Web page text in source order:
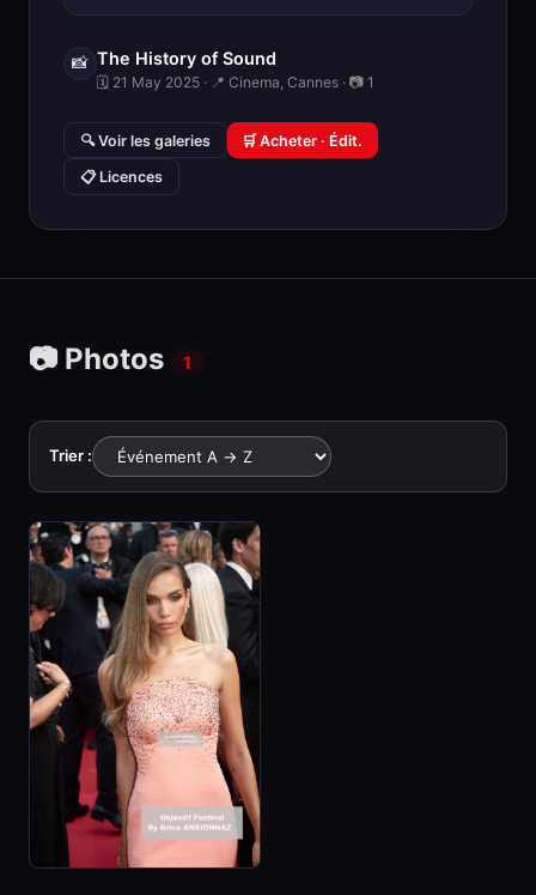
📸 The History of Sound
🗓 21 May 2025 · 📍 Cinema, Cannes · 📷 1
🔍 Voir les galeries 🛒 Acheter · Édit.
📋 Licences
📷 Photos 1
Trier :